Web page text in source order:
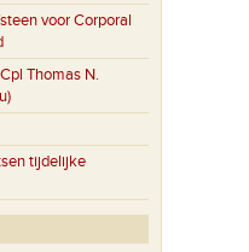
voor Corporal
Thomas N.
tijdelijke